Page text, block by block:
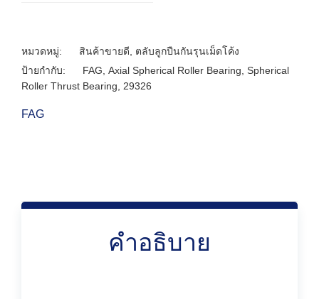
หมวดหมู่: สินค้าขายดี
ตลับลูกปืนกันรุนเม็ดโค้ง
ป้ายกำกับ:
FAG Axial Spherical Roller Bearing Spherical
Roller Thrust Bearing
29326
FAG
คำอธิบาย